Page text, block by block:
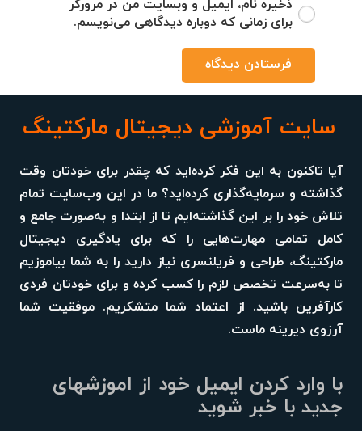
ذخیره نام، ایمیل و وبسایت من در مرورگر
برای زمانی که دوباره دیدگاهی می‌نویسم.
فرستادن دیدگاه
سایت آموزشی دیجیتال مارکتینگ
آیا تاکنون به این فکر کرده‌اید که چقدر برای خودتان وقت
گذاشته و سرمایه‌گذاری کرده‌اید؟ ما در این وب‌سایت تمام
تلاش خود را بر این گذاشته‌ایم تا از ابتدا و به‌صورت جامع و
کامل تمامی مهارت‌هایی را که برای یادگیری دیجیتال
مارکتینگ، طراحی و فریلنسری نیاز دارید را به شما بیاموزیم
تا به‌سرعت تخصص لازم را کسب کرده و برای خودتان فردی
کارآفرین باشید. از اعتماد شما متشکریم. موفقیت شما
آرزوی دیرینه ماست.
با وارد کردن ایمیل خود از اموزشهای
جدید با خبر شوید